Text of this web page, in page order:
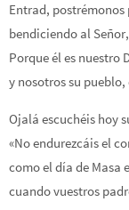
Entrad, postrémonos
bendiciendo al
Porque él es nuestro
y nosotros su
Ojalá escuchéis hoy
«No endurezcáis el
como el día de Masa
cuando vuestros